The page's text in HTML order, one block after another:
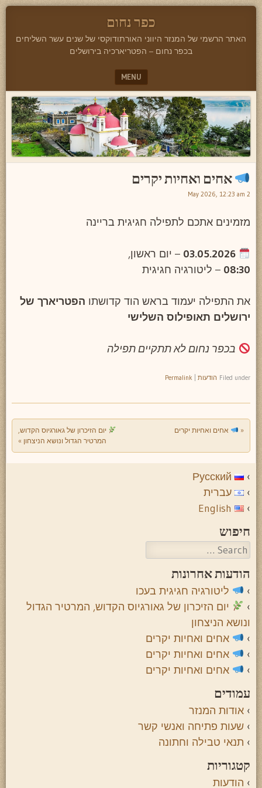
כפר נחום
האתר הרשמי של המנזר היווני האורתודוקסי של שנים עשר השליחים
בכפר נחום – הפטריארכיה בירושלים
MENU
SKIP TO CONTENT
אחים ואחיות יקרים
2 May 2026, 12:23 am
מזמינים אתכם לתפילה חגיגית בריינה
03.05.2026
– יום ראשון,
08:30 – ליטורגיה חגיגית
את התפילה יעמוד בראש הוד קדושתו הפטריארך של
ירושלים תאופילוס השלישי
בכפר נחום לא תתקיים תפילה
Filed under הודעות Permalink
Post navigation
« אחים ואחיות יקרים
יום הזיכרון של גאורגיוס הקדוש,
המרטיר הגדול ונושא הניצחון »
Русский
עברית
English
חיפוש
Search
הודעות אחרונות
ליטורגיה חגיגית בעכו
יום הזיכרון של גאורגיוס הקדוש, המרטיר הגדול
ונושא הניצחון
אחים ואחיות יקרים
אחים ואחיות יקרים
אחים ואחיות יקרים
עמודים
אודות המנזר
שעות פתיחה ואנשי קשר
תנאי טבילה וחתונה
קטגוריות
הודעות